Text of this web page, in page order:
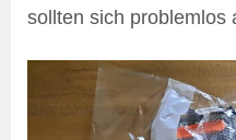
sollten sich problemlos